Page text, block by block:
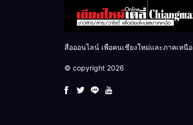
สื่อออนไลน์ เพื่อคนเชียงใหม่และภาคเหนือ
© copyright 2026